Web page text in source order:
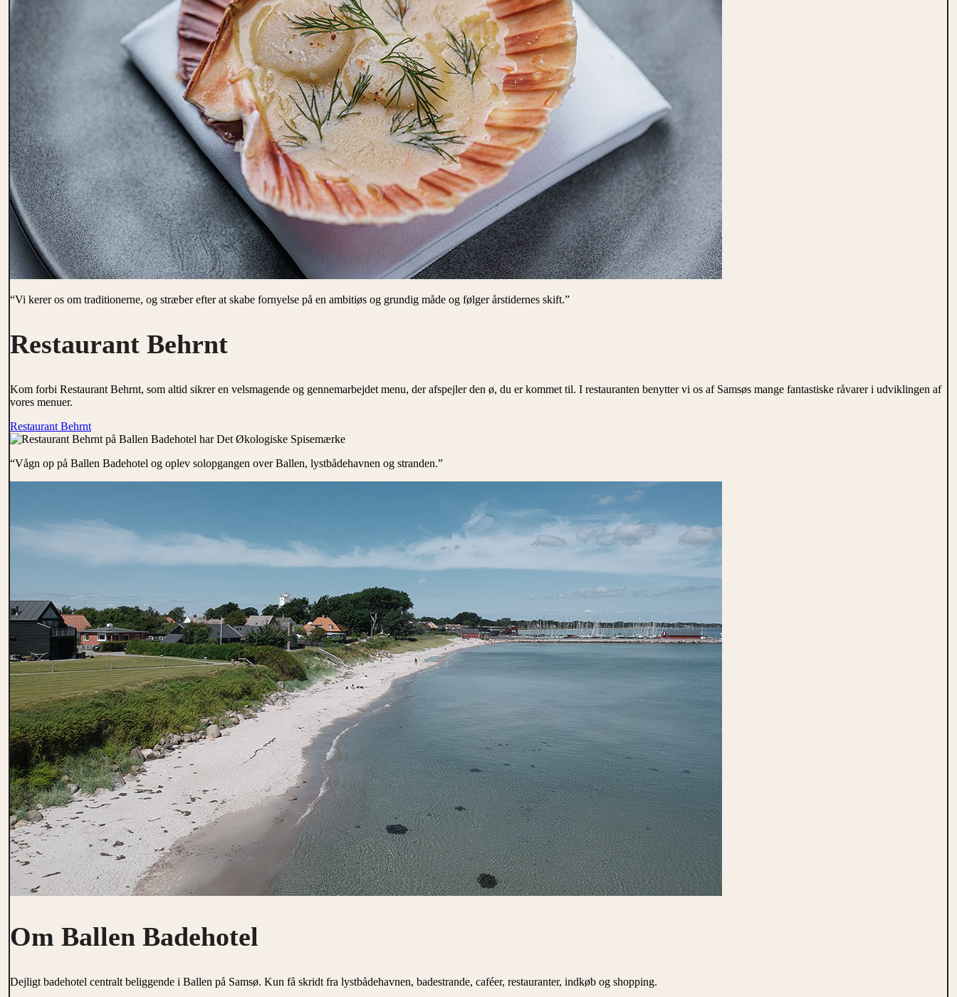
“Vi kerer os om traditionerne, og stræber efter at skabe fornyelse på en ambitiøs og grundig måde og følger årstidernes skift.”
Restaurant Behrnt
Kom forbi Restaurant Behrnt, som altid sikrer en velsmagende og gennemarbejdet menu, der afspejler den ø, du er kommet til. I restauranten benytter vi os af Samsøs mange fantastiske råvarer i udviklingen af
vores menuer.
Restaurant Behrnt
“Vågn op på Ballen Badehotel og oplev solopgangen over Ballen, lystbådehavnen og stranden.”
Om Ballen Badehotel
Dejligt badehotel centralt beliggende i Ballen på Samsø. Kun få skridt fra lystbådehavnen, badestrande, caféer, restauranter, indkøb og shopping.